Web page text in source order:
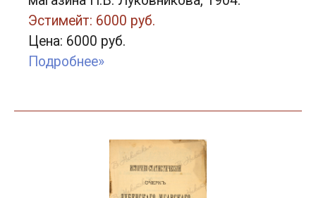
Эстимейт: 6000 руб.
Цена: 6000 руб.
Подробнее»